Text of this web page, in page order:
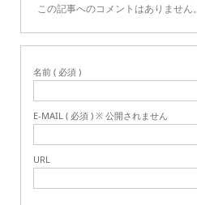
この記事へのコメントはありません。
名前 ( 必須 )
E-MAIL ( 必須 ) ※ 公開されません
URL